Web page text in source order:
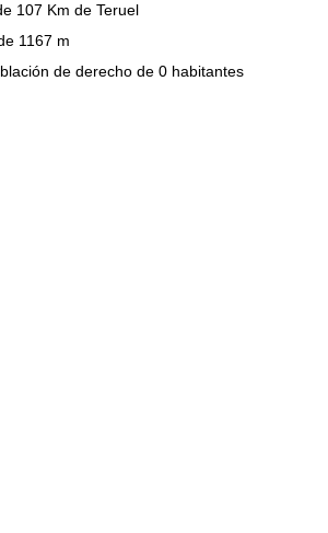
107 Km de Teruel
1167 m
de derecho de 0 habitantes